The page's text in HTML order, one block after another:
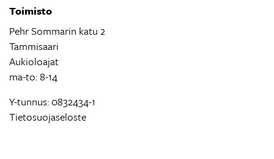
Toimisto
Pehr Sommarin katu 2
Tammisaari
Aukioloajat
ma-to: 8-14
Y-tunnus: 0832434-1
Tietosuojaseloste